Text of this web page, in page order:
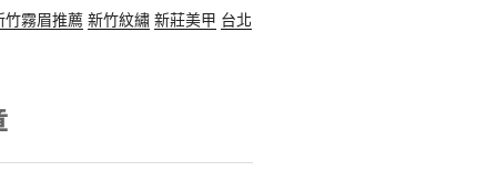
竹霧眉推薦 新竹紋繡 新莊美甲 台北